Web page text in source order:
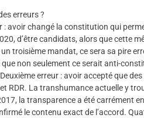
erreurs ?
: avoir changé la constitution qui
d’être candidats, alors que cette
troisième mandat, ce sera sa pire
non seulement ce serait anti-
erreur : avoir accepté que
RDR. La transhumance actuelle y
la transparence a été carrément
le contenu exact de l’accord.